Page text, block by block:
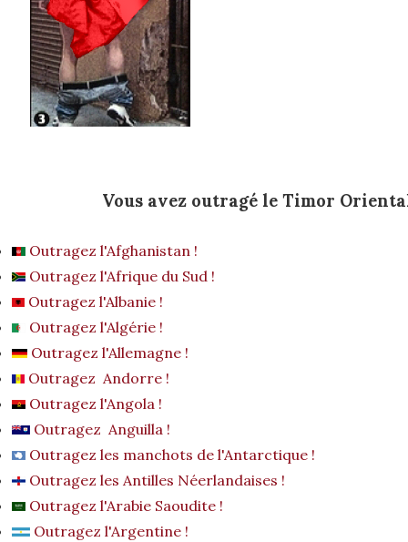
Vous avez outragé le Timor
Outragez l'Afghanistan !
Outragez l'Afrique du Sud !
Outragez l'Albanie !
Outragez l'Algérie !
Outragez l'Allemagne !
Outragez Andorre !
Outragez l'Angola !
Outragez Anguilla !
Outragez les manchots de l'Antarctique !
Outragez les Antilles Néerlandaises !
Outragez l'Arabie Saoudite !
Outragez l'Argentine !